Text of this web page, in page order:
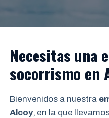
Necesitas una
socorrismo en
Bienvenidos a nuestra
Alcoy, en la que